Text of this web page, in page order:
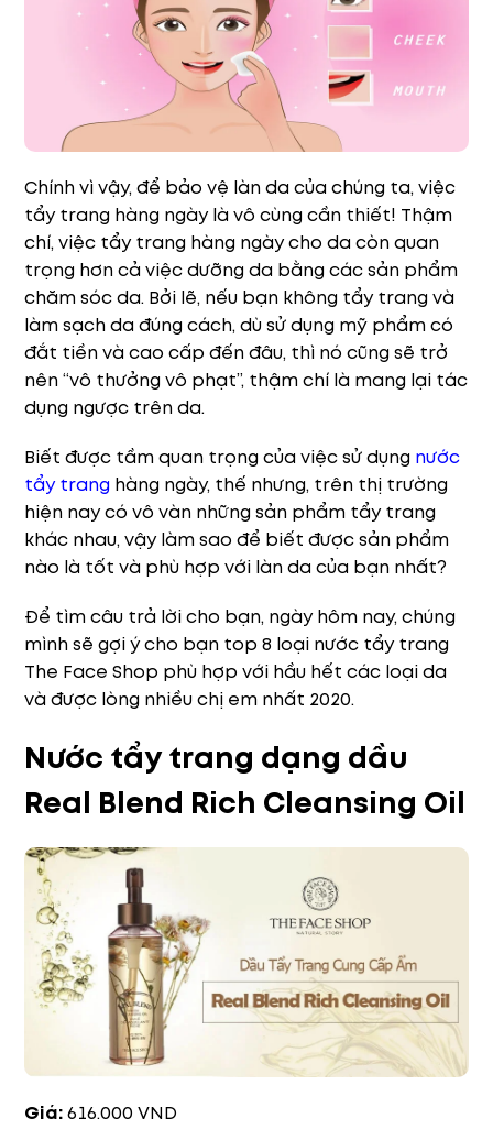
Chính vì vậy, để bảo vệ làn da của chúng ta, việc
tẩy trang hàng ngày là vô cùng cần thiết! Thậm
chí, việc tẩy trang hàng ngày cho da còn quan
trọng hơn cả việc dưỡng da bằng các sản phẩm
chăm sóc da. Bởi lẽ, nếu bạn không tẩy trang và
làm sạch da đúng cách, dù sử dụng mỹ phẩm có
đắt tiền và cao cấp đến đâu, thì nó cũng sẽ trở
nên “vô thưởng vô phạt”, thậm chí là mang lại tác
dụng ngược trên da.
Biết được tầm quan trọng của việc sử dụng nước
tẩy trang hàng ngày, thế nhưng, trên thị trường
hiện nay có vô vàn những sản phẩm tẩy trang
khác nhau, vậy làm sao để biết được sản phẩm
nào là tốt và phù hợp với làn da của bạn nhất?
Để tìm câu trả lời cho bạn, ngày hôm nay, chúng
mình sẽ gợi ý cho bạn top 8 loại nước tẩy trang
The Face Shop phù hợp với hầu hết các loại da
và được lòng nhiều chị em nhất 2020.
Nước tẩy trang dạng dầu
Real Blend Rich Cleansing Oil
Giá:616.000 VND